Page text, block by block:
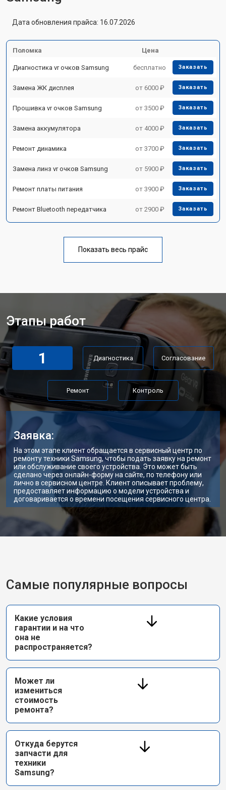
Дата обновления прайса: 16.07.2026
Поломка Цена
Диагностика vr очков Samsung бесплатно Заказать
Замена ЖК дисплея от 6000 ₽ Заказать
Прошивка vr очков Samsung от 3500 ₽ Заказать
Замена аккумулятора от 4000 ₽ Заказать
Ремонт динамика от 3700 ₽ Заказать
Замена линз vr очков Samsung от 5900 ₽ Заказать
Ремонт платы питания от 3900 ₽ Заказать
Ремонт Bluetooth передатчика от 2900 ₽ Заказать
Показать весь прайс
Этапы работ
1 Диагностика Согласование
Ремонт Контроль
Заявка:
На этом этапе клиент обращается в сервисный центр по
ремонту техники Samsung, чтобы подать заявку на ремонт
или обслуживание своего устройства. Это может быть
сделано через онлайн-форму на сайте, по телефону или
лично в сервисном центре. Клиент описывает проблему,
предоставляет информацию о модели устройства и
договаривается о времени посещения сервисного центра.
Самые популярные вопросы
Какие условия
гарантии и на что
она не
распространяется?
Может ли
измениться
стоимость
ремонта?
Откуда берутся
запчасти для
техники
Samsung?